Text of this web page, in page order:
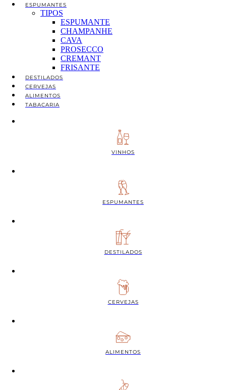
ESPUMANTES
TIPOS
ESPUMANTE
CHAMPANHE
CAVA
PROSECCO
CREMANT
FRISANTE
DESTILADOS
CERVEJAS
ALIMENTOS
TABACARIA
VINHOS
ESPUMANTES
DESTILADOS
CERVEJAS
ALIMENTOS